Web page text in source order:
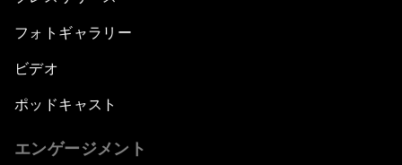
フォトギャラリー
ビデオ
ポッドキャスト
エンゲージメント